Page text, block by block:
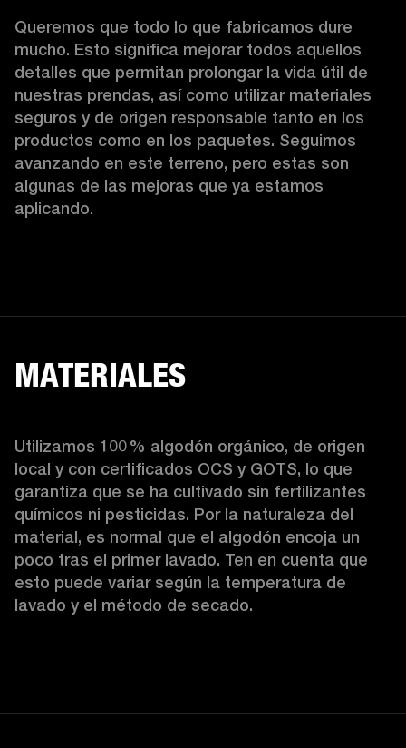
Queremos que todo lo que fabricamos dure
mucho. Esto significa mejorar todos aquellos
detalles que permitan prolongar la vida útil de
nuestras prendas, así como utilizar materiales
seguros y de origen responsable tanto en los
productos como en los paquetes. Seguimos
avanzando en este terreno, pero estas son
algunas de las mejoras que ya estamos
aplicando.
MATERIALES
Utilizamos 100 % algodón orgánico, de origen
local y con certificados OCS y GOTS, lo que
garantiza que se ha cultivado sin fertilizantes
químicos ni pesticidas. Por la naturaleza del
material, es normal que el algodón encoja un
poco tras el primer lavado. Ten en cuenta que
esto puede variar según la temperatura de
lavado y el método de secado.